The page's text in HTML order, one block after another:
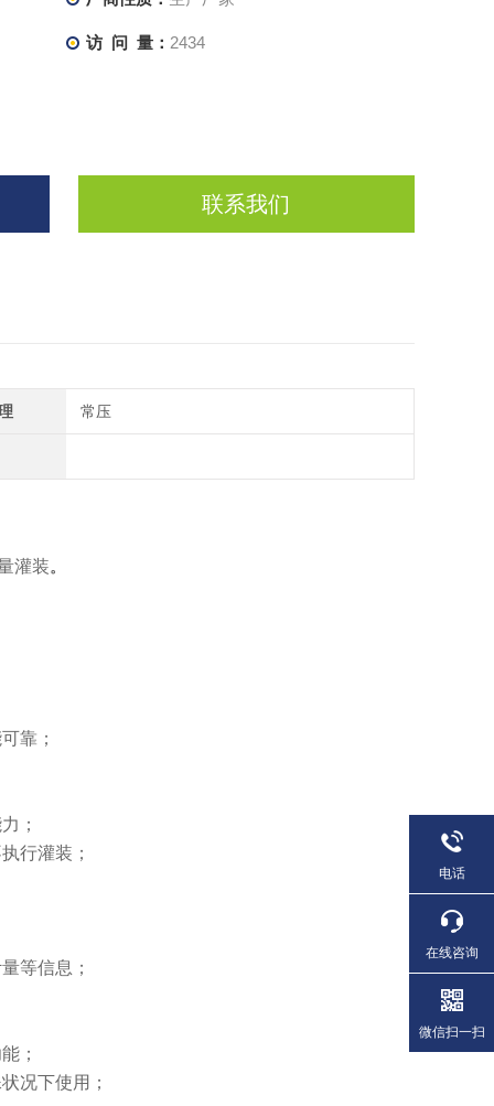
访 问 量： 2434
联系我们
常压
灌装。
靠；
；
行灌装；
等信息；
；
况下使用；
电话
在线咨询
微信扫一扫